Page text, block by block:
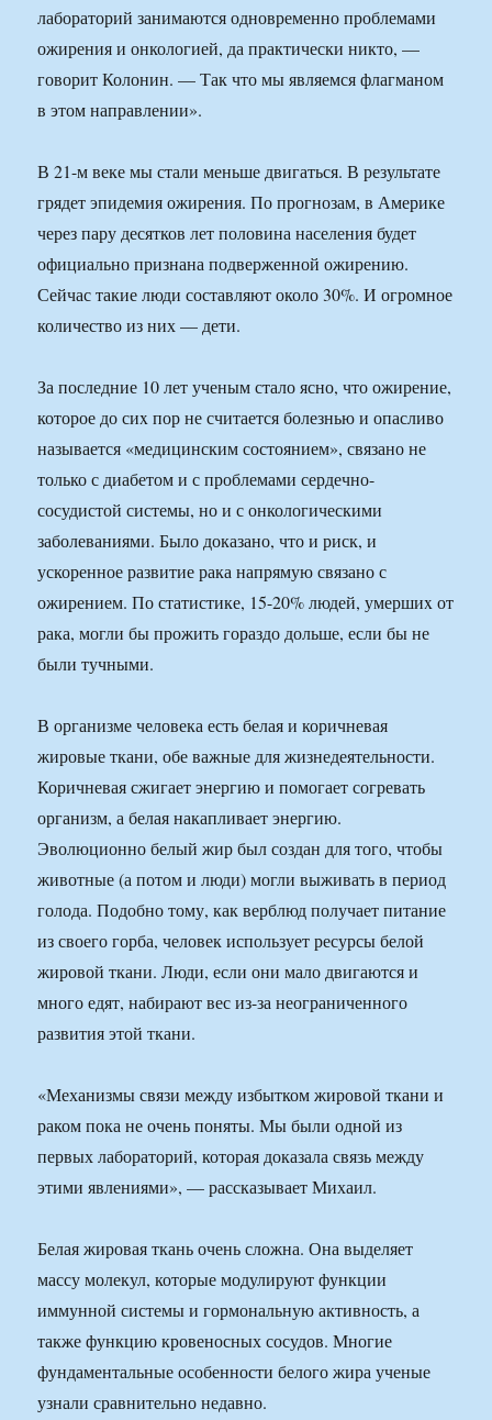
лабораторий занимаются одновременно проблемами
ожирения и онкологией, да практически никто, —
говорит Колонин. — Так что мы являемся флагманом
в этом направлении».
В 21-м веке мы стали меньше двигаться. В результате
грядет эпидемия ожирения. По прогнозам, в Америке
через пару десятков лет половина населения будет
официально признана подверженной ожирению.
Сейчас такие люди составляют около 30%. И огромное
количество из них — дети.
За последние 10 лет ученым стало ясно, что ожирение,
которое до сиx пор не считается болезнью и опасливо
называется «медицинским состоянием», связано не
только с диабетом и с проблемами сердечно-
сосудистой системы, но и с онкологическими
заболеваниями. Было доказано, что и риск, и
ускоренное развитие рака напрямую связано с
ожирением. По статистике, 15-20% людей, умершиx от
рака, могли бы прожить гораздо дольше, если бы не
были тучными.
В организме человека есть белая и коричневая
жировые ткани, обе важные для жизнедеятельности.
Коричневая сжигает энергию и помогает согревать
организм, а белая накапливает энергию.
Эволюционно белый жир был создан для того, чтобы
животные (а потом и люди) могли выживать в период
голода. Подобно тому, как верблюд получает питание
из своего горба, человек использует ресурсы белой
жировой ткани. Люди, если они мало двигаются и
много едят, набирают вес из-за неограниченного
развития этой ткани.
«Механизмы связи между избытком жировой ткани и
раком пока не очень поняты. Мы были одной из
первых лабораторий, которая доказала связь между
этими явлениями», — рассказывает Михаил.
Белая жировая ткань очень сложна. Она выделяет
массу молекул, которые модулируют функции
иммунной системы и гормональную активность, а
также функцию кровеносных сосудов. Многие
фундаментальные особенности белого жира ученые
узнали сравнительно недавно.